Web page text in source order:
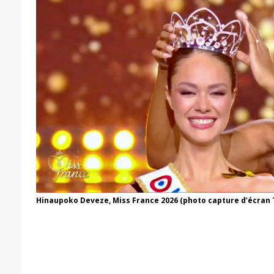
Hinaupoko Deveze, Miss France 2026 (photo capture d’écran